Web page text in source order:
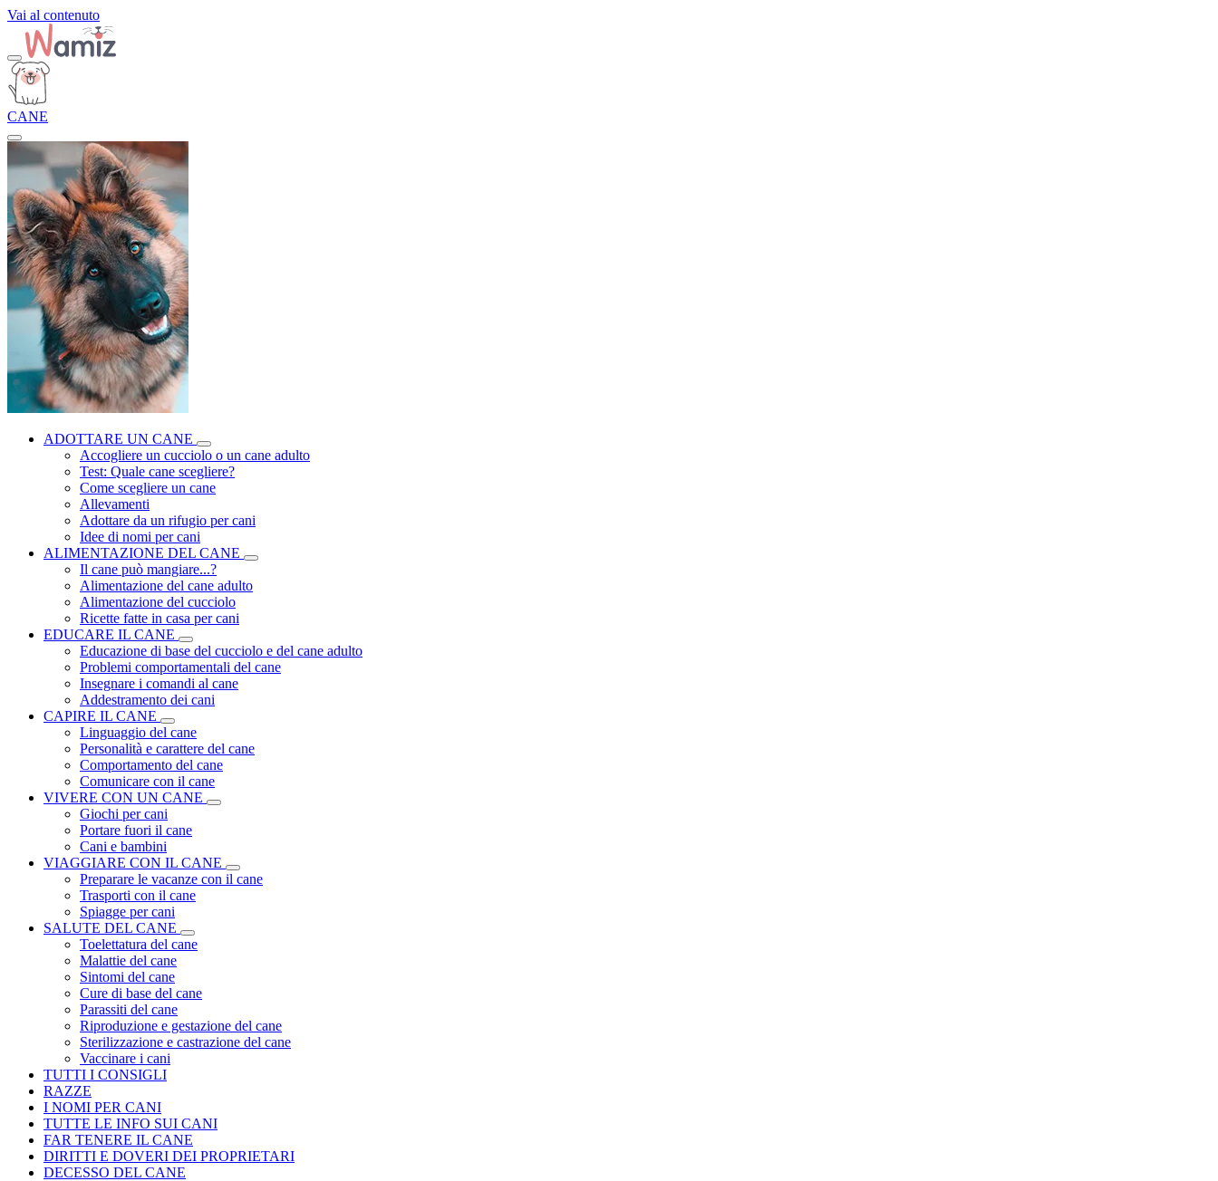
Vai al contenuto
CANE
ADOTTARE UN CANE
Accogliere un cucciolo o un cane adulto
Test: Quale cane scegliere?
Come scegliere un cane
Allevamenti
Adottare da un rifugio per cani
Idee di nomi per cani
ALIMENTAZIONE DEL CANE
Il cane può mangiare...?
Alimentazione del cane adulto
Alimentazione del cucciolo
Ricette fatte in casa per cani
EDUCARE IL CANE
Educazione di base del cucciolo e del cane adulto
Problemi comportamentali del cane
Insegnare i comandi al cane
Addestramento dei cani
CAPIRE IL CANE
Linguaggio del cane
Personalità e carattere del cane
Comportamento del cane
Comunicare con il cane
VIVERE CON UN CANE
Giochi per cani
Portare fuori il cane
Cani e bambini
VIAGGIARE CON IL CANE
Preparare le vacanze con il cane
Trasporti con il cane
Spiagge per cani
SALUTE DEL CANE
Toelettatura del cane
Malattie del cane
Sintomi del cane
Cure di base del cane
Parassiti del cane
Riproduzione e gestazione del cane
Sterilizzazione e castrazione del cane
Vaccinare i cani
TUTTI I CONSIGLI
RAZZE
I NOMI PER CANI
TUTTE LE INFO SUI CANI
FAR TENERE IL CANE
DIRITTI E DOVERI DEI PROPRIETARI
DECESSO DEL CANE